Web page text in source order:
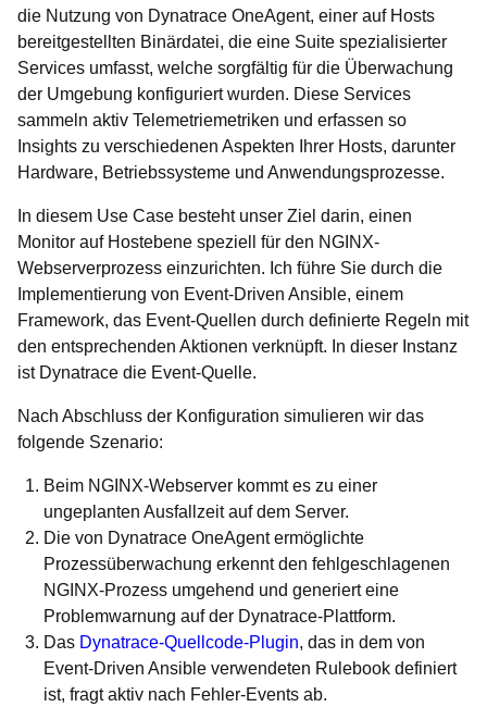
die Nutzung von Dynatrace OneAgent, einer auf Hosts
bereitgestellten Binärdatei, die eine Suite spezialisierter
Services umfasst, welche sorgfältig für die Überwachung
der Umgebung konfiguriert wurden. Diese Services
sammeln aktiv Telemetriemetriken und erfassen so
Insights zu verschiedenen Aspekten Ihrer Hosts, darunter
Hardware, Betriebssysteme und Anwendungsprozesse.
In diesem Use Case besteht unser Ziel darin, einen
Monitor auf Hostebene speziell für den NGINX-
Webserverprozess einzurichten. Ich führe Sie durch die
Implementierung von Event-Driven Ansible, einem
Framework, das Event-Quellen durch definierte Regeln mit
den entsprechenden Aktionen verknüpft. In dieser Instanz
ist Dynatrace die Event-Quelle.
Nach Abschluss der Konfiguration simulieren wir das
folgende Szenario:
Beim NGINX-Webserver kommt es zu einer
ungeplanten Ausfallzeit auf dem Server.
Die von Dynatrace OneAgent ermöglichte
Prozessüberwachung erkennt den fehlgeschlagenen
NGINX-Prozess umgehend und generiert eine
Problemwarnung auf der Dynatrace-Plattform.
Das Dynatrace-Quellcode-Plugin, das in dem von
Event-Driven Ansible verwendeten Rulebook definiert
ist, fragt aktiv nach Fehler-Events ab.